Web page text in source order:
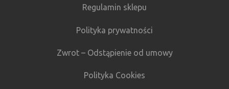
Regulamin sklepu
Polityka prywatności
Zwrot – Odstąpienie od umowy
Polityka Cookies